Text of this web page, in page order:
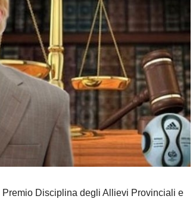
Premio Disciplina degli Allievi Provinciali e